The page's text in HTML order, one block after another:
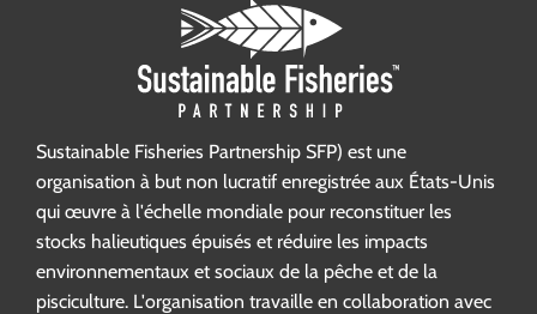
Sustainable Fisheries Partnership SFP) est une
organisation à but non lucratif enregistrée aux États-Unis
qui œuvre à l'échelle mondiale pour reconstituer les
stocks halieutiques épuisés et réduire les impacts
environnementaux et sociaux de la pêche et de la
pisciculture. L'organisation travaille en collaboration avec